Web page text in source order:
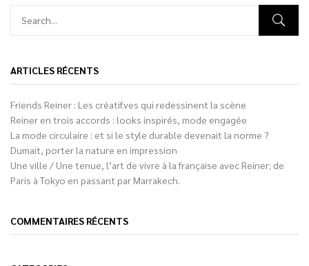
ARTICLES RÉCENTS
Friends Reiner : Les créatif.ves qui redessinent la scène
Reiner en trois accords : looks inspirés, mode engagée
La mode circulaire : et si le style durable devenait la norme ?
Dumait, porter la nature en impression
Une ville / Une tenue, l’art de vivre à la française avec Reiner; de
Paris à Tokyo en passant par Marrakech.
COMMENTAIRES RÉCENTS